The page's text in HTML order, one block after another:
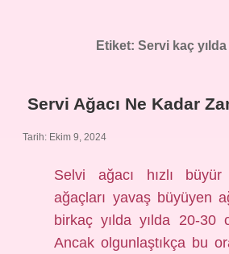
Etiket: Servi kaç
Servi Ağacı Ne Kadar
Tarih: Ekim 9, 2024
Selvi ağacı hızlı
ağaçları yavaş büyüyen
birkaç yılda yılda 20-30
Ancak olgunlaştıkça bu